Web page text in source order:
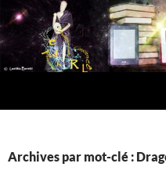
Aller
au
contenu
Archives par mot-clé :